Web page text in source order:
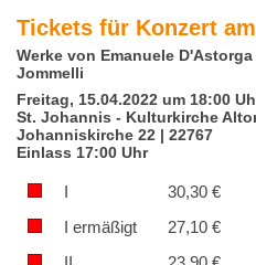
Tickets für Konzert
Werke von Emanuele
Jommelli
Freitag, 15.04.2022 um 18:00
St. Johannis - Kulturkirche
Johanniskirche 22 | 22767
Einlass 17:00 Uhr
30,30 €
I ermäßigt
27,10 €